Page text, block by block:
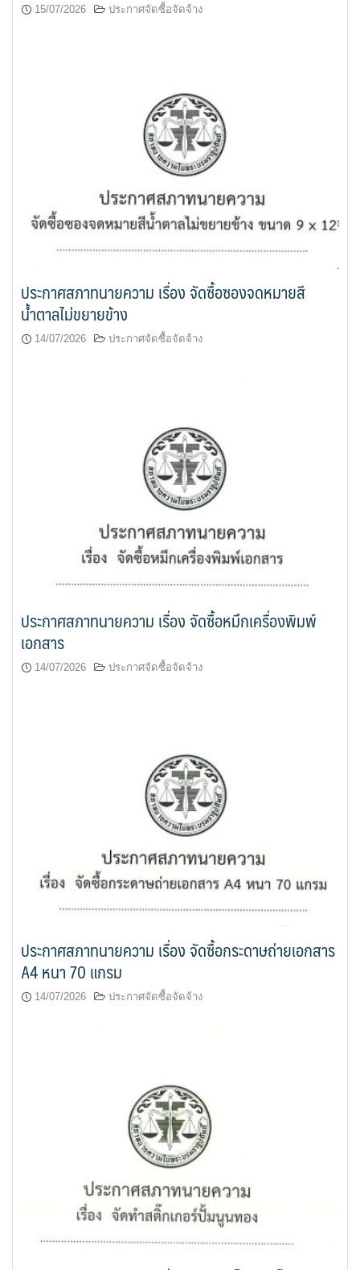
15/07/2026 ประกาศจัดซื้อจัดจ้าง
ประกาศสภาทนายความ เรื่อง จัดซื้อซองจดหมายสี
น้ำตาลไม่ขยายข้าง
14/07/2026 ประกาศจัดซื้อจัดจ้าง
ประกาศสภาทนายความ เรื่อง จัดซื้อหมึกเครื่องพิมพ์
เอกสาร
14/07/2026 ประกาศจัดซื้อจัดจ้าง
ประกาศสภาทนายความ เรื่อง จัดซื้อกระดาษถ่ายเอกสาร
A4 หนา 70 แกรม
14/07/2026 ประกาศจัดซื้อจัดจ้าง